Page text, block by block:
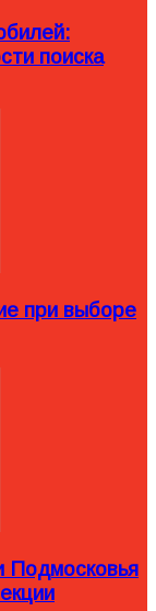
поиска
при выборе
Подмосковья